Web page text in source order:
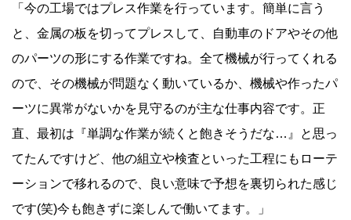
「今の工場ではプレス作業を行っています。簡単に言う
と、金属の板を切ってプレスして、自動車のドアやその他
のパーツの形にする作業ですね。全て機械が行ってくれる
ので、その機械が問題なく動いているか、機械や作ったパ
ーツに異常がないかを見守るのが主な仕事内容です。正
直、最初は『単調な作業が続くと飽きそうだな…』と思っ
てたんですけど、他の組立や検査といった工程にもローテ
ーションで移れるので、良い意味で予想を裏切られた感じ
です(笑)今も飽きずに楽しんで働いてます。」